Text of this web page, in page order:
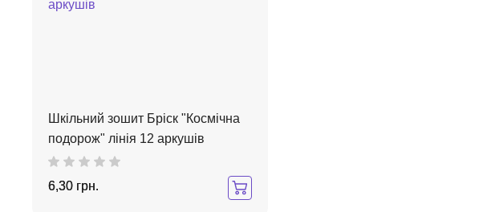
Шкільний зошит Бріск "Космічна
подорож" лінія 12 аркушів
6,30 грн.